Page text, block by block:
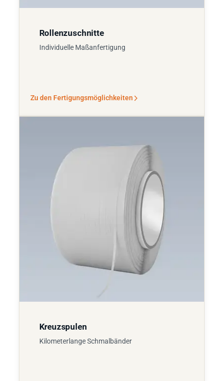
Rollenzuschnitte
Individuelle Maßanfertigung
Zu den Fertigungsmöglichkeiten
Kreuzspulen
Kilometerlange Schmalbänder